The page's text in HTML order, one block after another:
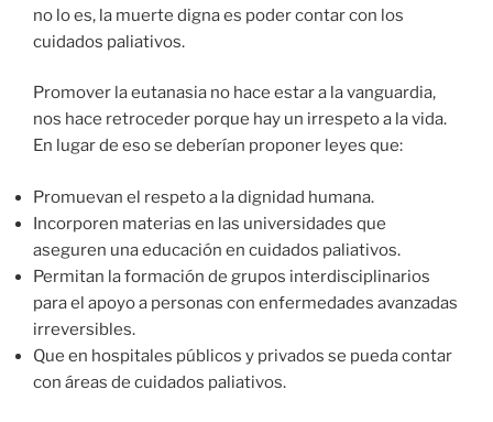
no lo es, la muerte digna es poder contar con los
cuidados paliativos.
Promover la eutanasia no hace estar a la vanguardia,
nos hace retroceder porque hay un irrespeto a la vida.
En lugar de eso se deberían proponer leyes que:
Promuevan el respeto a la dignidad humana.
Incorporen materias en las universidades que
aseguren una educación en cuidados paliativos.
Permitan la formación de grupos interdisciplinarios
para el apoyo a personas con enfermedades avanzadas
irreversibles.
Que en hospitales públicos y privados se pueda contar
con áreas de cuidados paliativos.